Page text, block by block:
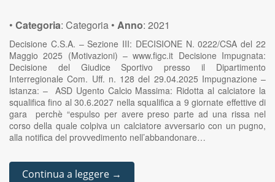
• Categoria: Categoria • Anno: 2021
Decisione C.S.A. – Sezione III: DECISIONE N. 0222/CSA del 22
Maggio 2025 (Motivazioni) – www.figc.it Decisione Impugnata:
Decisione del Giudice Sportivo presso il Dipartimento
Interregionale Com. Uff. n. 128 del 29.04.2025 Impugnazione –
istanza: – ASD Ugento Calcio Massima: Ridotta al calciatore la
squalifica fino al 30.6.2027 nella squalifica a 9 giornate effettive di
gara perchè “espulso per avere preso parte ad una rissa nel
corso della quale colpiva un calciatore avversario con un pugno,
alla notifica del provvedimento nell’abbandonare…
Continua a leggere →